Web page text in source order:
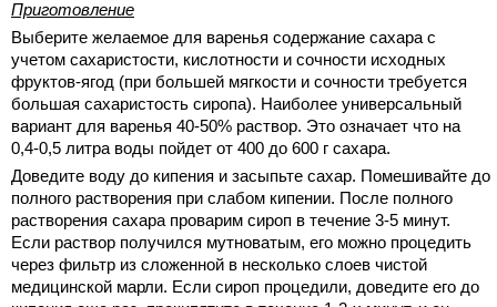
Приготовление
Выберите желаемое для варенья содержание сахара с
учетом сахаристости, кислотности и сочности исходных
фруктов-ягод (при большей мягкости и сочности требуется
большая сахаристость сиропа). Наиболее универсальный
вариант для варенья 40-50% раствор. Это означает что на
0,4-0,5 литра воды пойдет от 400 до 600 г сахара.
Доведите воду до кипения и засыпьте сахар. Помешивайте до
полного растворения при слабом кипении. После полного
растворения сахара проварим сироп в течение 3-5 минут.
Если раствор получился мутноватым, его можно процедить
через фильтр из сложенной в несколько слоев чистой
медицинской марли. Если сироп процедили, доведите его до